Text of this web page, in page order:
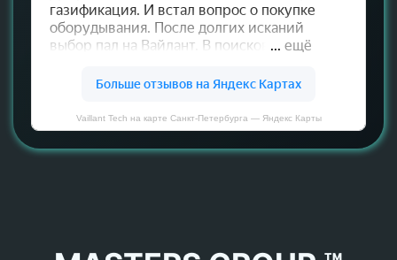
Vaillant Tech на карте Санкт‑Петербурга — Яндекс Карты